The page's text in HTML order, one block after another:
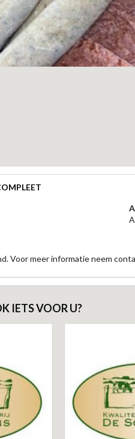
Voor meer informatie neem
IETS VOOR U?